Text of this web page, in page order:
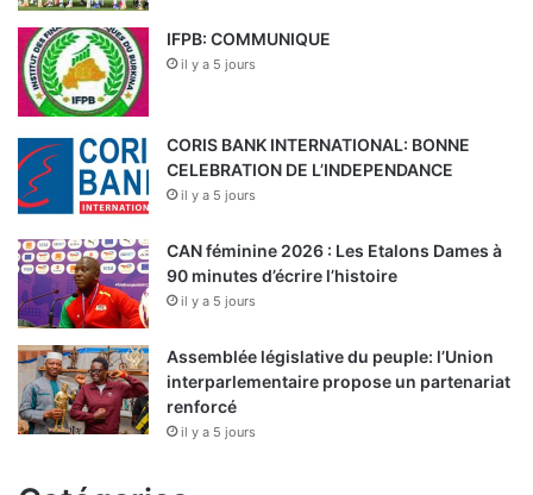
IFPB: COMMUNIQUE
il y a 5 jours
CORIS BANK INTERNATIONAL: BONNE
CELEBRATION DE L’INDEPENDANCE
il y a 5 jours
CAN féminine 2026 : Les Etalons Dames à
90 minutes d’écrire l’histoire
il y a 5 jours
Assemblée législative du peuple: l’Union
interparlementaire propose un partenariat
renforcé
il y a 5 jours